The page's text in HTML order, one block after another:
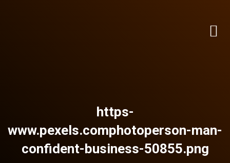
https-
www.pexels.comphotoperson-man-
confident-business-50855.png